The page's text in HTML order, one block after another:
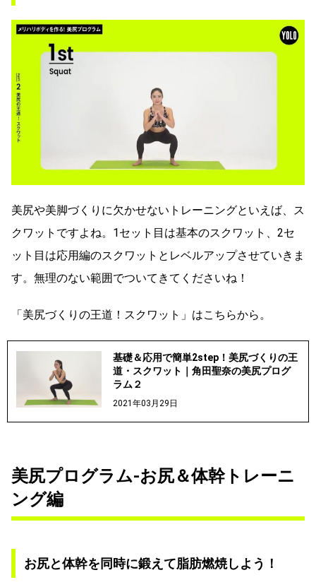
美尻や美脚づくりに欠かせないトレーニングといえば、ス
クワットですよね。1セット目は基本のスクワット、2セ
ット目は応用編のスクワットとレベルアップさせていきま
す。無理のない範囲でついてきてくださいね！
「美尻づくりの王道！スクワット」はこちらから。
基礎＆応用で簡単2step！美尻づくりの王
道・スクワット｜角田聖奈の美尻プログ
ラム２
2021年03月29日
美尻プログラム-お尻＆体幹トレーニ
ング編
お尻と体幹を同時に鍛えて脂肪燃焼しよう！